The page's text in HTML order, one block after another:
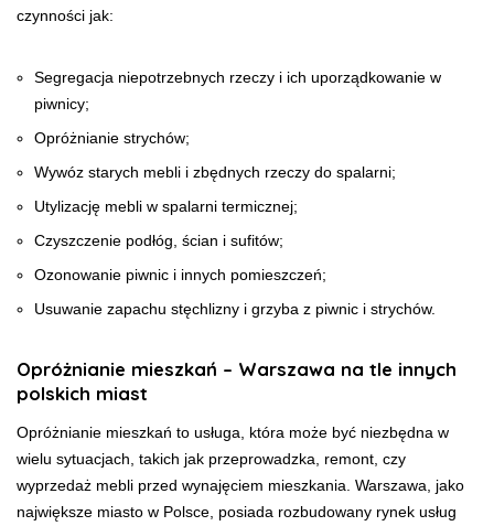
czynności jak:
Segregacja niepotrzebnych rzeczy i ich uporządkowanie w
piwnicy;
Opróżnianie strychów;
Wywóz starych mebli i zbędnych rzeczy do spalarni;
Utylizację mebli w spalarni termicznej;
Czyszczenie podłóg, ścian i sufitów;
Ozonowanie piwnic i innych pomieszczeń;
Usuwanie zapachu stęchlizny i grzyba z piwnic i strychów.
Opróżnianie mieszkań – Warszawa na tle innych
polskich miast
Opróżnianie mieszkań to usługa, która może być niezbędna w
wielu sytuacjach, takich jak przeprowadzka, remont, czy
wyprzedaż mebli przed wynajęciem mieszkania. Warszawa, jako
największe miasto w Polsce, posiada rozbudowany rynek usług